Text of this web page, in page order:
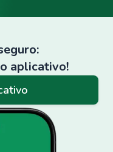
aplicativo!